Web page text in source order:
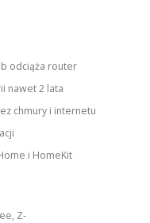
odciąża router
nawet 2 lata
chmury i internetu
i HomeKit
Z-